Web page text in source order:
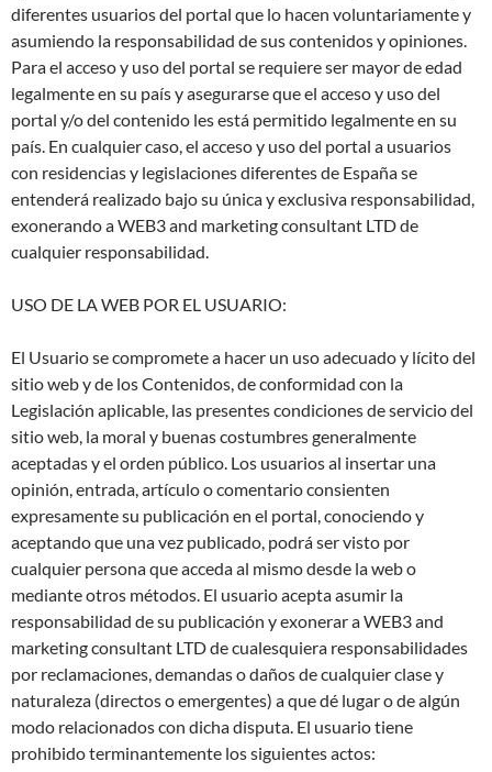
diferentes usuarios del portal que lo hacen voluntariamente y
asumiendo la responsabilidad de sus contenidos y opiniones.
Para el acceso y uso del portal se requiere ser mayor de edad
legalmente en su país y asegurarse que el acceso y uso del
portal y/o del contenido les está permitido legalmente en su
país. En cualquier caso, el acceso y uso del portal a usuarios
con residencias y legislaciones diferentes de España se
entenderá realizado bajo su única y exclusiva responsabilidad,
exonerando a WEB3 and marketing consultant LTD de
cualquier responsabilidad.
USO DE LA WEB POR EL USUARIO:
El Usuario se compromete a hacer un uso adecuado y lícito del
sitio web y de los Contenidos, de conformidad con la
Legislación aplicable, las presentes condiciones de servicio del
sitio web, la moral y buenas costumbres generalmente
aceptadas y el orden público. Los usuarios al insertar una
opinión, entrada, artículo o comentario consienten
expresamente su publicación en el portal, conociendo y
aceptando que una vez publicado, podrá ser visto por
cualquier persona que acceda al mismo desde la web o
mediante otros métodos. El usuario acepta asumir la
responsabilidad de su publicación y exonerar a WEB3 and
marketing consultant LTD de cualesquiera responsabilidades
por reclamaciones, demandas o daños de cualquier clase y
naturaleza (directos o emergentes) a que dé lugar o de algún
modo relacionados con dicha disputa. El usuario tiene
prohibido terminantemente los siguientes actos: